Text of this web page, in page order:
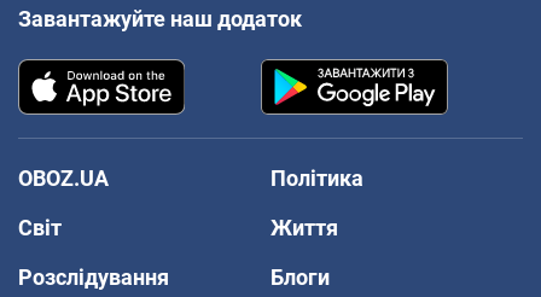
Завантажуйте наш додаток
OBOZ.UA
Політика
Світ
Життя
Розслідування
Блоги